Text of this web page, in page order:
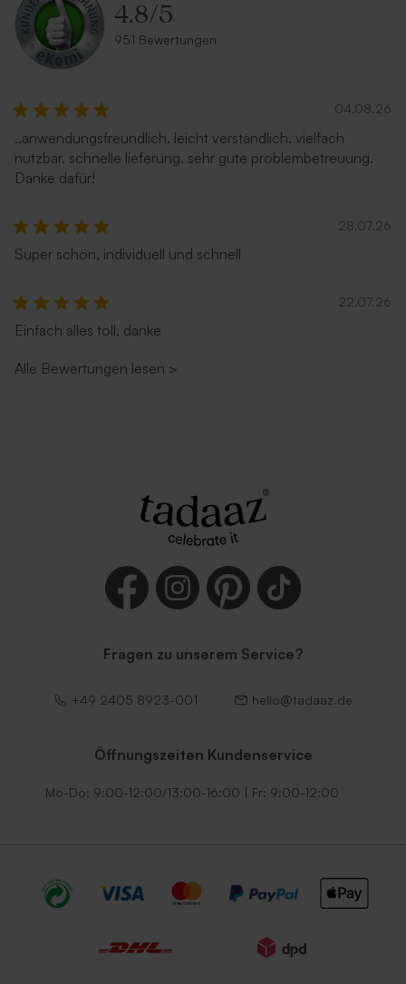
4.8/5
951 Bewertungen
04.08.26
..anwendungsfreundlich. leicht verständlich. vielfach
nutzbar. schnelle lieferung. sehr gute problembetreuung.
Danke dafür!
28.07.26
Super schön, individuell und schnell
22.07.26
Einfach alles toll, danke
Alle Bewertungen lesen >
Fragen zu unserem Service?
+49 2405 8923-001 hello@tadaaz.de
Öffnungszeiten Kundenservice
Mo-Do: 9:00-12:00/13:00-16:00 | Fr: 9:00-12:00